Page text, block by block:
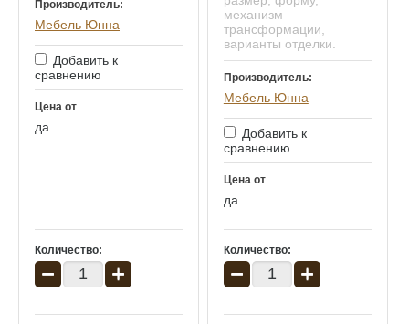
Производитель:
Мебель Юнна
Добавить к
сравнению
Цена от
да
Количество:
− +
механизм
трансформации,
варианты отделки.
Производитель:
Мебель Юнна
Добавить к
сравнению
Цена от
да
Количество:
− +